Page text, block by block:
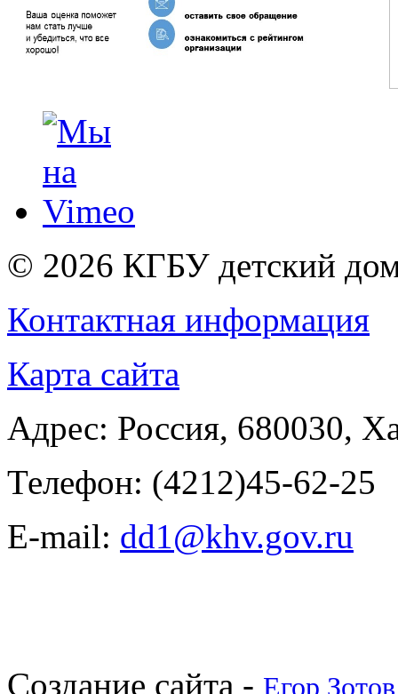
© 2026 КГБУ детский
Контактная информация
Карта сайта
Адрес: Россия, 680030,
Телефон: (4212)45-62-25
E-mail: dd1@khv.gov.ru
Создание сайта - Егор Зотов